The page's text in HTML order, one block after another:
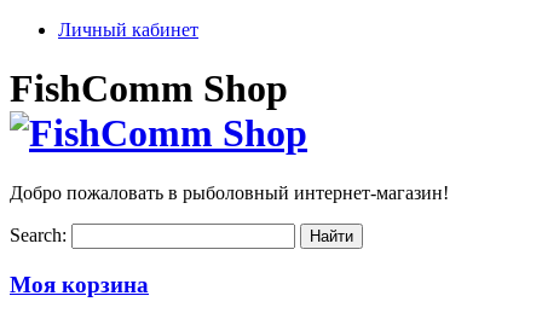
Личный кабинет
FishComm Shop
Добро пожаловать в рыболовный интернет-магазин!
Search:
Моя корзина